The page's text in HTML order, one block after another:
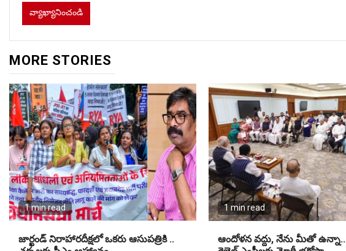
MORE STORIES
1 min read
జార్ఖండ్ నిరాహారదీక్షలో ఒకరు ఆసుపత్రికి ..
1 min read
ఆందోళన వద్దు, నేను మీతో ఉన్నా..